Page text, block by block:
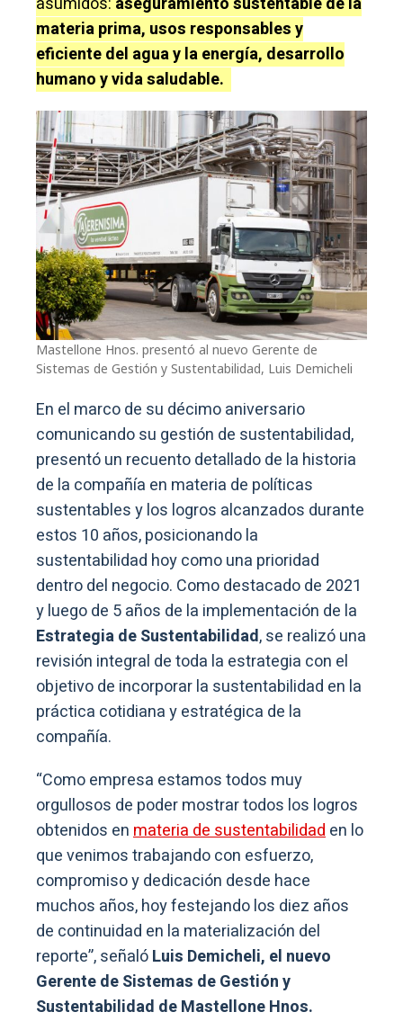
materia prima, usos responsables y
eficiente del agua y la energía, desarrollo
humano y vida saludable.
Mastellone Hnos. presentó al nuevo Gerente de
Sistemas de Gestión y Sustentabilidad, Luis Demicheli
En el marco de su décimo aniversario
comunicando su gestión de sustentabilidad,
presentó un recuento detallado de la historia
de la compañía en materia de políticas
sustentables y los logros alcanzados durante
estos 10 años, posicionando la
sustentabilidad hoy como una prioridad
dentro del negocio. Como destacado de 2021
y luego de 5 años de la implementación de la
Estrategia de Sustentabilidad, se realizó una
revisión integral de toda la estrategia con el
objetivo de incorporar la sustentabilidad en la
práctica cotidiana y estratégica de la
compañía.
“Como empresa estamos todos muy
orgullosos de poder mostrar todos los logros
obtenidos enmateria de sustentabilidaden lo
que venimos trabajando con esfuerzo,
compromiso y dedicación desde hace
muchos años, hoy festejando los diez años
de continuidad en la materialización del
reporte”, señalóLuis Demicheli, el nuevo
Gerente de Sistemas de Gestión y
Sustentabilidad de Mastellone Hnos.